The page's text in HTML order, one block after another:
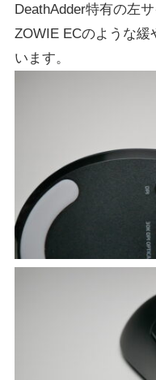
DeathAdder特有の左
ZOWIE ECのような緩
います。